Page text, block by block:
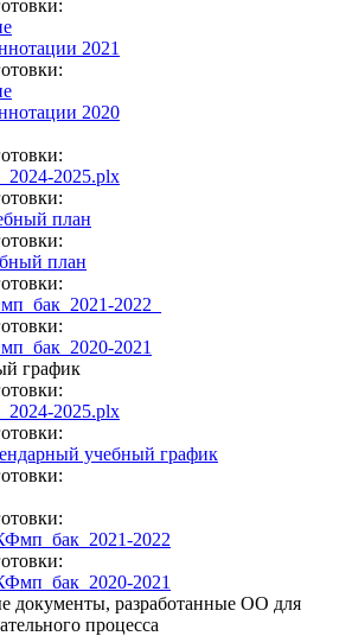
2021
2020
2025.plx
план
план
2022_
2021
график
2025.plx
учебный график
2022
2021
документы, разработанные ОО для
процесса